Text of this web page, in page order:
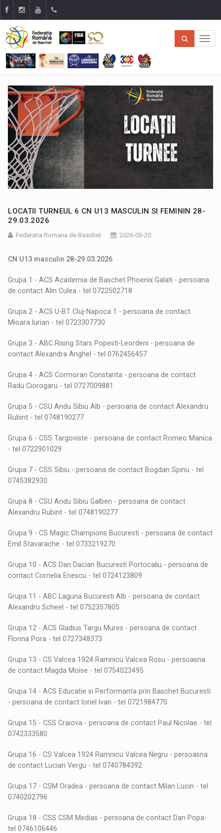
LOCATII TURNEUL 6 CN U13 MASCULIN SI FEMININ 28-
29.03.2026
Federatia Romana de Baschet 2026-03-20
CN U13 masculin 28-29.03.2026
Grupa 1 - ACS Academia de Baschet Phoenix Galati - persoana
de contact Alin Culea - tel 0722502718
Grupa 2 - ACS U-BT Cluj-Napoca 1 - persoana de contact
Mioara Iurian - tel 0723307730
Grupa 3 - ABC Rising Stars Popesti-Leordeni - persoana de
contact Alexandra Anghel - tel 0762456457
Grupa 4 - ACS Cormoran Constanta - persoana de contact
Radu Ciorogaru - tel 0727009881
Grupa 5 - CSU Andu Sibiu Alb - persoana de contact Alexandru
Rubint - tel 0748190277
Grupa 6 - CSS Targoviste - persoana de contact Romeo Manica
- tel 0722901029
Grupa 7 - CSS Sibiu - persoana de contact Bogdan Spinu - tel
0745382930
Grupa 8 - CSU Andu Sibiu Galben - persoana de contact
Alexandru Rubint - tel 0748190277
Grupa 9 - CS Magic Champions Bucuresti - persoana de contact
Emil Stavarache - tel 0733219270
Grupa 10 - ACS Dan Dacian Bucuresti Portocaliu - persoana de
contact Cornelia Enescu - tel 0724123809
Grupa 11 - ABC Laguna Bucuresti Alb - persoana de contact
Alexandru Scheel - tel 0752357805
Grupa 12 - ACS Gladius Targu Mures - persoana de contact
Florina Pora - tel 0727348373
Grupa 13 - CS Valcea 1924 Ramnicu Valcea Rosu - persoasna
de contact Magda Moise - tel 0754023495
Grupa 14 - ACS Educatie si Performanta prin Baschet Bucuresti
- persoana de contact Ionel Ivan - tel 0721984770
Grupa 15 - CSS Craiova - persoana de contact Paul Nicolae - tel
0742333580
Grupa 16 - CS Valcea 1924 Ramnicu Valcea Negru - persoasna
de contact Lucian Vergu - tel 0740784392
Grupa 17 - CSM Oradea - persoana de contact Milan Lucin - tel
0740202796
Grupa 18 - CSS CSM Medias - persoana de contact Dan Popa-
tel 0746106446